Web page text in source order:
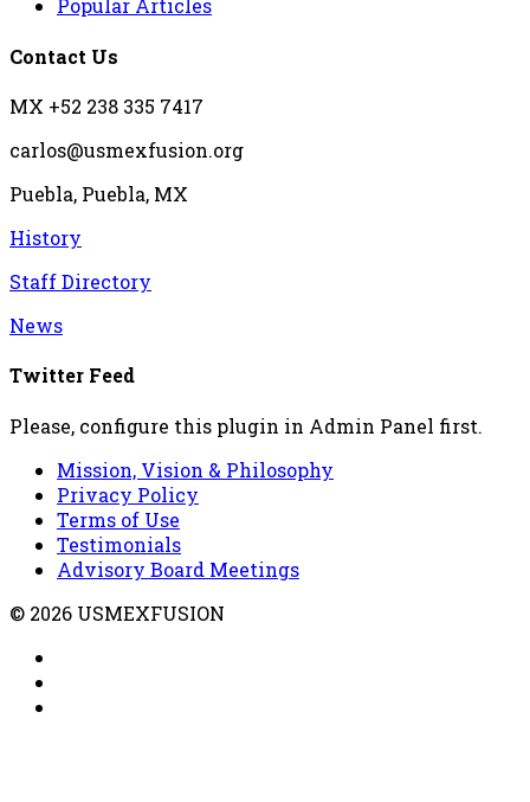
Popular Articles
Contact Us
MX +52 238 335 7417
carlos@usmexfusion.org
Puebla, Puebla, MX
History
Staff Directory
News
Twitter Feed
Please, configure this plugin in Admin Panel first.
Mission, Vision & Philosophy
Privacy Policy
Terms of Use
Testimonials
Advisory Board Meetings
© 2026 USMEXFUSION